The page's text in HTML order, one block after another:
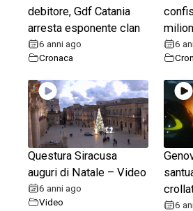
debitore, Gdf Catania
arresta esponente clan
6 anni ago
Cronaca
6
Questura Siracusa
auguri di Natale – Video
6 anni ago
Video
6